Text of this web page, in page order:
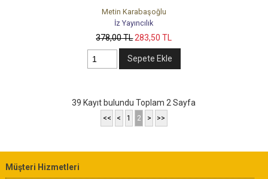
Metin Karabaşoğlu
İz Yayıncılık
378,00TL283,50 TL
Sepete Ekle
39 Kayıt bulundu Toplam 2 Sayfa
<< < 1 2 > >>
Müşteri Hizmetleri